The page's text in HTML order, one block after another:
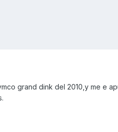
grand dink del 2010,y me e